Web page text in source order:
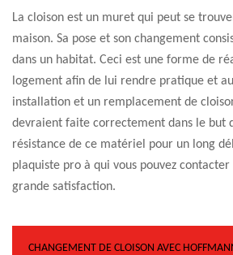
La cloison est un muret qui peut se
maison. Sa pose et son changement
dans un habitat. Ceci est une forme de
logement afin de lui rendre pratique et
installation et un remplacement de
devraient faite correctement dans le but
résistance de ce matériel pour un long
plaquiste pro à qui vous pouvez
grande satisfaction.
CHANGEMENT DE CLOISON AVEC